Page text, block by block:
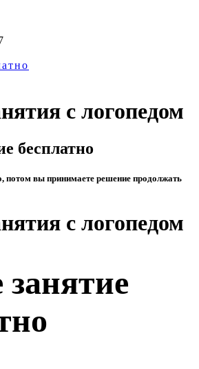
с логопедом
бесплатно
потом вы принимаете решение продолжать
с логопедом